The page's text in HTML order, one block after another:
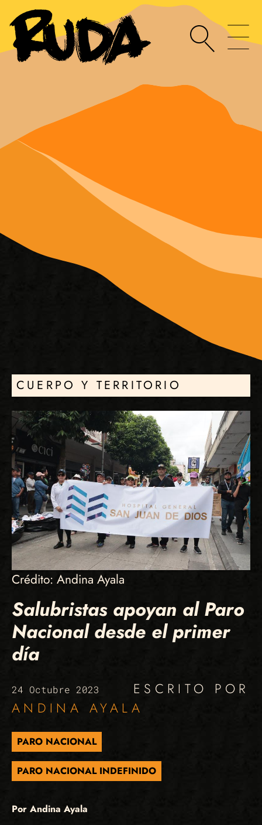
CUERPO Y TERRITORIO
Crédito: Andina Ayala
Salubristas apoyan al Paro
Nacional desde el primer
día
24 Octubre 2023
ESCRITO POR
ANDINA AYALA
PARO NACIONAL
PARO NACIONAL INDEFINIDO
Por Andina Ayala